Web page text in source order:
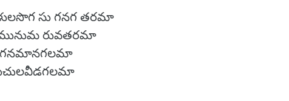
సు గనగ తరమా
రువతరమా